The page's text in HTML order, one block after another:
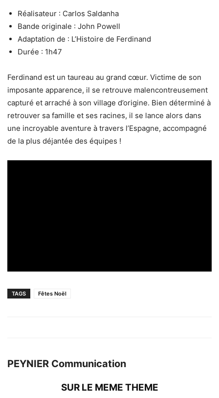
Réalisateur : Carlos Saldanha
Bande originale : John Powell
Adaptation de : L’Histoire de Ferdinand
Durée : 1h47
Ferdinand est un taureau au grand cœur. Victime de son
imposante apparence, il se retrouve malencontreusement
capturé et arraché à son village d’origine. Bien déterminé à
retrouver sa famille et ses racines, il se lance alors dans
une incroyable aventure à travers l’Espagne, accompagné
de la plus déjantée des équipes !
TAGS Fêtes Noël
PEYNIER Communication
SUR LE MEME THEME